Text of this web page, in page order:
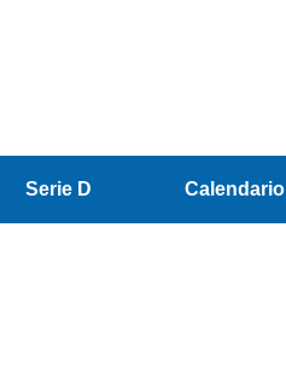
Serie D Calendario